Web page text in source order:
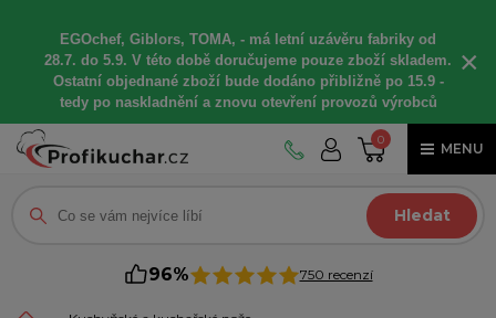
EGOchef, Giblors, TOMA, - má letní uzávěru fabriky od
28.7. do 5.9. V této době doručujeme pouze zboží skladem.
Ostatní objednané zboží bude dodáno přibližně po 15.9 -
tedy po naskladnění a znovu otevření provozů výrobců
×
0
MENU
Hledat
96% 750 recenzí